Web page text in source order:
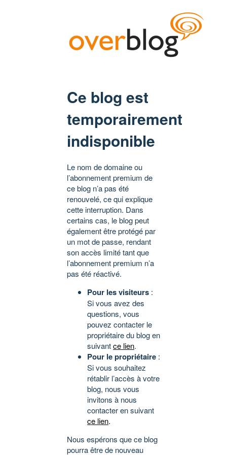
Ce blog est
temporairement
indisponible
Le nom de domaine ou
l’abonnement premium de
ce blog n’a pas été
renouvelé, ce qui explique
cette interruption. Dans
certains cas, le blog peut
également être protégé par
un mot de passe, rendant
son accès limité tant que
l’abonnement premium n’a
pas été réactivé.
Pour les visiteurs :
Si vous avez des
questions, vous
pouvez contacter le
propriétaire du blog en
suivantce lien.
Pour le propriétaire :
Si vous souhaitez
rétablir l’accès à votre
blog, nous vous
invitons à nous
contacter en suivant
ce lien.
Nous espérons que ce blog
pourra être de nouveau